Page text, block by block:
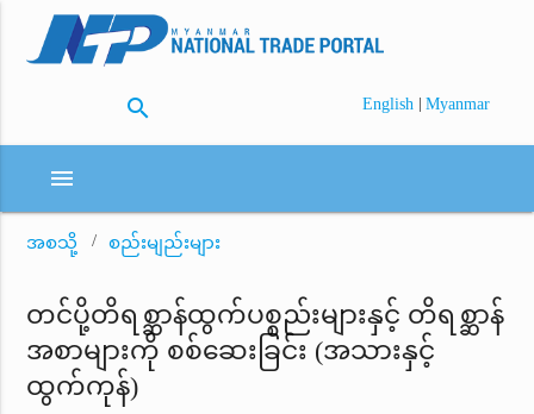
search English | Myanmar
menu
အစသို့ စည်းမျည်းများ
တင်ပို့တိရစ္ဆာန်ထွက်ပစ္စည်းများနှင့် တိရစ္ဆာန်
အစာများကို စစ်ဆေးခြင်း (အသားနှင့်
ထွက်ကုန်)